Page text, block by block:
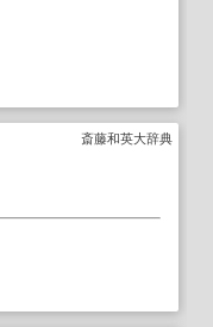
斎藤和英大辞典